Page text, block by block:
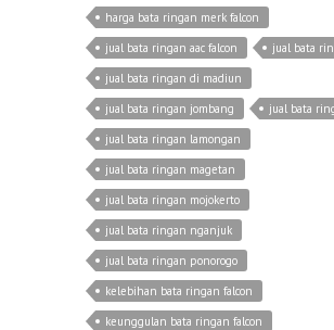
harga bata ringan merk falcon
jual bata ringan aac falcon
jual bata
jual bata ringan di madiun
jual bata ringan jombang
jual bata
jual bata ringan lamongan
jual bata ringan magetan
jual bata ringan mojokerto
jual bata ringan nganjuk
jual bata ringan ponorogo
kelebihan bata ringan falcon
keunggulan bata ringan falcon